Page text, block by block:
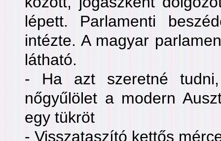
lépett. Parlamenti
intézte. A magyar
látható.
- Ha azt szeretné
nőgyűlölet a modern
egy tükröt
- Visszataszító kettős